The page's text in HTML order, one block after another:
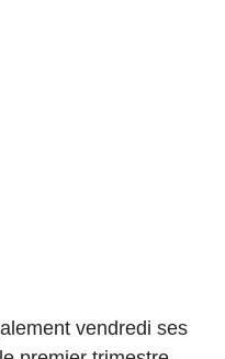
vendredi ses